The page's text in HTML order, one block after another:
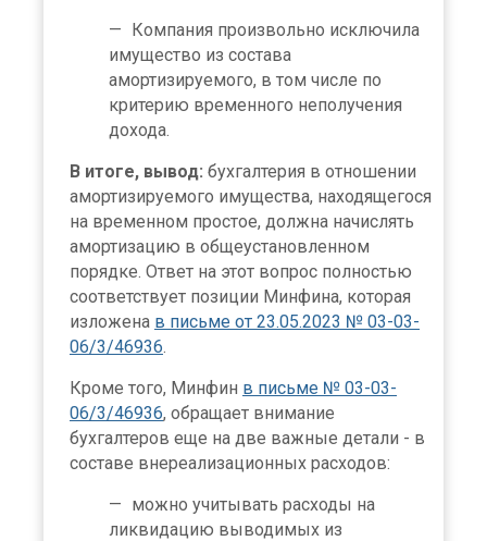
Компания произвольно исключила
имущество из состава
амортизируемого, в том числе по
критерию временного неполучения
дохода.
В итоге, вывод: бухгалтерия в отношении
амортизируемого имущества, находящегося
на временном простое, должна начислять
амортизацию в общеустановленном
порядке. Ответ на этот вопрос полностью
соответствует позиции Минфина, которая
изложена в письме от 23.05.2023 № 03-03-
06/3/46936
Кроме того, Минфин в письме № 03-03-
06/3/46936, обращает внимание
бухгалтеров еще на две важные детали - в
составе внереализационных расходов:
можно учитывать расходы на
ликвидацию выводимых из